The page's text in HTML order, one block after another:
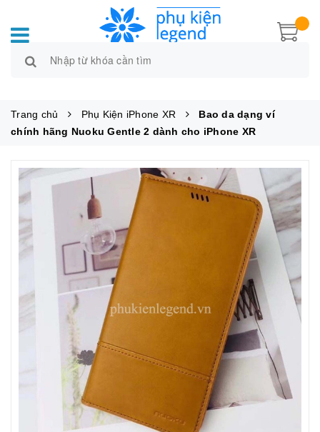
Trang chủ Phụ Kiện iPhone XR
Bao da dạng ví
chính hãng Nuoku Gentle 2 dành cho iPhone XR